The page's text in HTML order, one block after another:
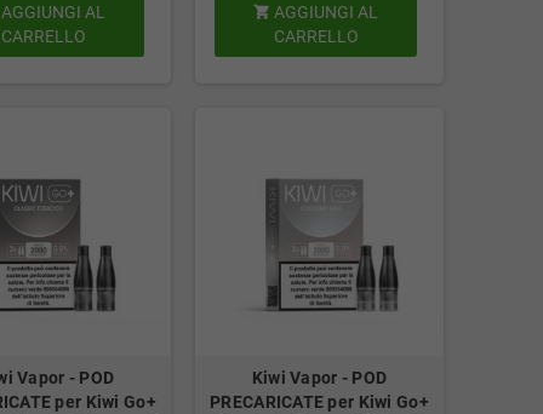
AGGIUNGI AL
CARRELLO
 AGGIUNGI AL
CARRELLO
Vapor - POD
per Kiwi Go+
Kiwi Vapor - POD
PRECARICATE per Kiwi Go+